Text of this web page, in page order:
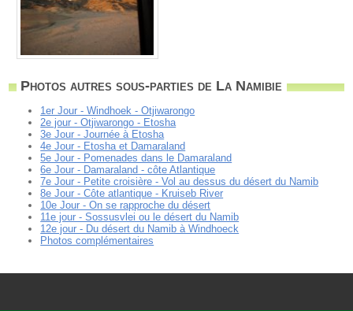
Photos autres sous-parties de La Namibie
1er Jour - Windhoek - Otjiwarongo
2e jour - Otjiwarongo - Etosha
3e Jour - Journée à Etosha
4e Jour - Etosha et Damaraland
5e Jour - Pomenades dans le Damaraland
6e Jour - Damaraland - côte Atlantique
7e Jour - Petite croisière - Vol au dessus du désert du Namib
8e Jour - Côte atlantique - Kruiseb River
10e Jour - On se rapproche du désert
11e jour - Sossusvlei ou le désert du Namib
12e jour - Du désert du Namib à Windhoeck
Photos complémentaires